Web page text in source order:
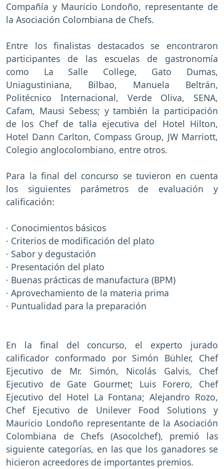
Compañía y Mauricio Londoño, representante de
la Asociación Colombiana de Chefs.
Entre los finalistas destacados se encontraron
participantes de las escuelas de gastronomía
como La Salle College, Gato Dumas,
Uniagustiniana, Bilbao, Manuela Beltrán,
Politécnico Internacional, Verde Oliva, SENA,
Cafam, Mausi Sebess; y también la participación
de los Chef de talla ejecutiva del Hotel Hilton,
Hotel Dann Carlton, Compass Group, JW Marriott,
Colegio anglocolombiano, entre otros.
Para la final del concurso se tuvieron en cuenta
los siguientes parámetros de evaluación y
calificación:
· Conocimientos básicos
· Criterios de modificación del plato
· Sabor y degustación
· Presentación del plato
· Buenas prácticas de manufactura (BPM)
· Aprovechamiento de la materia prima
· Puntualidad para la preparación
En la final del concurso, el experto jurado
calificador conformado por Simón Bühler, Chef
Ejecutivo de Mr. Simón, Nicolás Galvis, Chef
Ejecutivo de Gate Gourmet; Luis Forero, Chef
Ejecutivo del Hotel La Fontana; Alejandro Rozo,
Chef Ejecutivo de Unilever Food Solutions y
Mauricio Londoño representante de la Asociación
Colombiana de Chefs (Asocolchef), premió las
siguiente categorías, en las que los ganadores se
hicieron acreedores de importantes premios.